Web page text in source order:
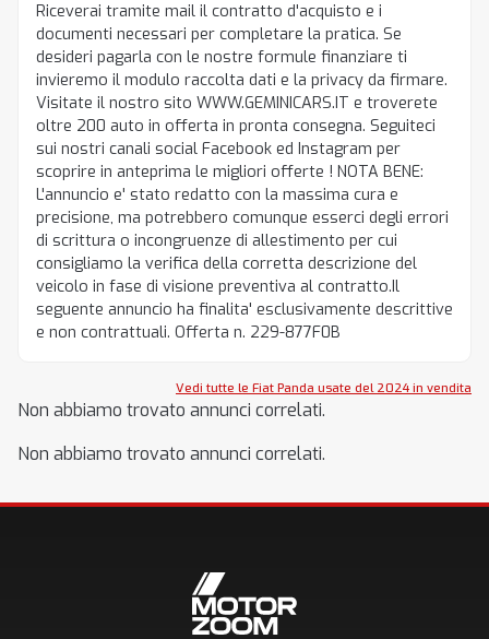
Riceverai tramite mail il contratto d'acquisto e i
documenti necessari per completare la pratica. Se
desideri pagarla con le nostre formule finanziare ti
invieremo il modulo raccolta dati e la privacy da firmare.
Visitate il nostro sito WWW.GEMINICARS.IT e troverete
oltre 200 auto in offerta in pronta consegna. Seguiteci
sui nostri canali social Facebook ed Instagram per
scoprire in anteprima le migliori offerte ! NOTA BENE:
L'annuncio e' stato redatto con la massima cura e
precisione, ma potrebbero comunque esserci degli errori
di scrittura o incongruenze di allestimento per cui
consigliamo la verifica della corretta descrizione del
veicolo in fase di visione preventiva al contratto.Il
seguente annuncio ha finalita' esclusivamente descrittive
e non contrattuali. Offerta n. 229-877F0B
Vedi tutte le Fiat Panda usate del 2024 in vendita
Non abbiamo trovato annunci correlati.
Non abbiamo trovato annunci correlati.